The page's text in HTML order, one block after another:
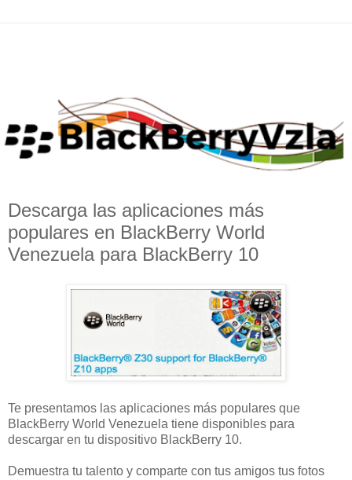
Descarga las aplicaciones más
populares en BlackBerry World
Venezuela para BlackBerry 10
Te presentamos las aplicaciones más populares que
BlackBerry World Venezuela tiene disponibles para
descargar en tu dispositivo BlackBerry 10.
Demuestra tu talento y comparte con tus amigos tus fotos